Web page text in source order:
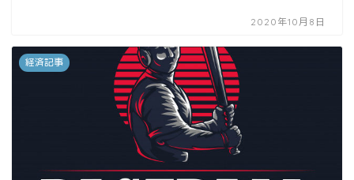
2020年10月8日
経済記事